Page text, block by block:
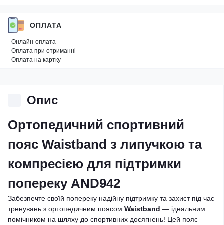
ОПЛАТА
- Онлайн-оплата
- Оплата при отриманні
- Оплата на картку
Опис
Ортопедичний спортивний
пояс Waistband з липучкою та
компресією для підтримки
попереку AND942
Забезпечте своїй попереку надійну підтримку та захист під час
тренувань з ортопедичним поясом Waistband — ідеальним
помічником на шляху до спортивних досягнень! Цей пояс